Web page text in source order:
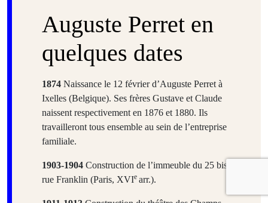
Auguste Perret en
quelques dates
1874 Naissance le 12 février d’Auguste Perret à
Ixelles (Belgique). Ses frères Gustave et Claude
naissent respectivement en 1876 et 1880. Ils
travailleront tous ensemble au sein de l’entreprise
familiale.
1903-1904 Construction de l’immeuble du 25 bis,
rue Franklin (Paris, XVIe arr.).